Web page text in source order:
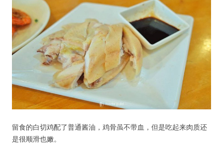
留食的白切鸡配了普通酱油，鸡骨虽不带血，但是吃起来肉质还
是很顺滑也嫩。